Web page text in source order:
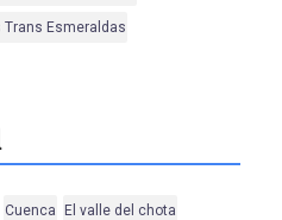
Trans Esmeraldas
Cuenca El valle del chota